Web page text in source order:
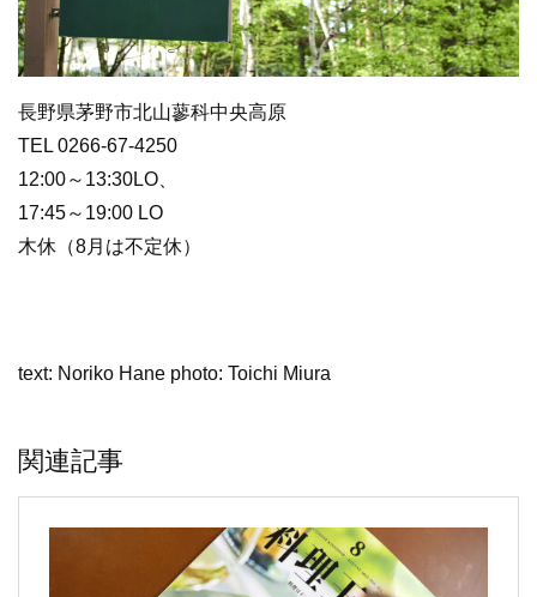
長野県茅野市北山蓼科中央高原
TEL 0266-67-4250
12:00～13:30LO、
17:45～19:00 LO
木休（8月は不定休）
text: Noriko Hane photo: Toichi Miura
関連記事